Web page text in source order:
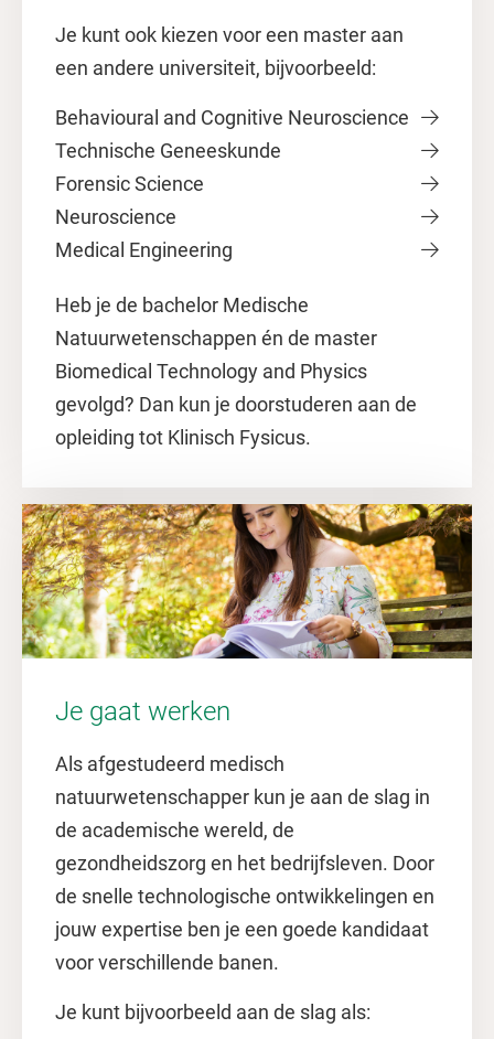
Je kunt ook kiezen voor een master aan
een andere universiteit, bijvoorbeeld:
Behavioural and Cognitive Neuroscience
Technische Geneeskunde
Forensic Science
Neuroscience
Medical Engineering
Heb je de bachelor Medische
Natuurwetenschappen én de master
Biomedical Technology and Physics
gevolgd? Dan kun je doorstuderen aan de
opleiding tot Klinisch Fysicus.
Je gaat werken
Als afgestudeerd medisch
natuurwetenschapper kun je aan de slag in
de academische wereld, de
gezondheidszorg en het bedrijfsleven. Door
de snelle technologische ontwikkelingen en
jouw expertise ben je een goede kandidaat
voor verschillende banen.
Je kunt bijvoorbeeld aan de slag als: